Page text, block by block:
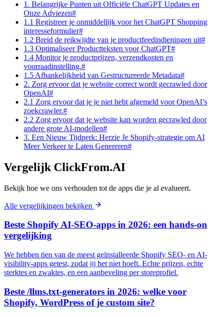
1. Belangrijke Punten uit Officiële ChatGPT Updates en
Onze Adviezen#
1.1 Registreer je onmiddellijk voor het ChatGPT Shopping
interesseformulier#
1.2 Breid de reikwijdte van je productfeedindieningen uit#
1.3 Optimaliseer Productteksten voor ChatGPT#
1.4 Monitor je productprijzen, verzendkosten en
voorraadinstelling.#
1.5 Afhankelijkheid van Gestructureerde Metadata#
2. Zorg ervoor dat je website correct wordt gecrawled door
OpenAI#
2.1 Zorg ervoor dat je je niet hebt afgemeld voor OpenAI’s
zoekcrawler.#
2.2 Zorg ervoor dat je website kan worden gecrawled door
andere grote AI-modellen#
3. Een Nieuw Tijdperk: Herzie Je Shopify-strategie om AI
Meer Verkeer te Laten Genereren#
Vergelijk ClickFrom.AI
Bekijk hoe we ons verhouden tot de apps die je al evalueert.
Alle vergelijkingen bekijken
Beste Shopify AI-SEO-apps in 2026: een hands-on
vergelijking
We hebben tien van de meest geïnstalleerde Shopify SEO- en AI-
visibility-apps getest, zodat jij het niet hoeft. Echte prijzen, echte
sterktes en zwaktes, en een aanbeveling per storeprofiel.
Beste /llms.txt-generators in 2026: welke voor
Shopify, WordPress of je custom site?